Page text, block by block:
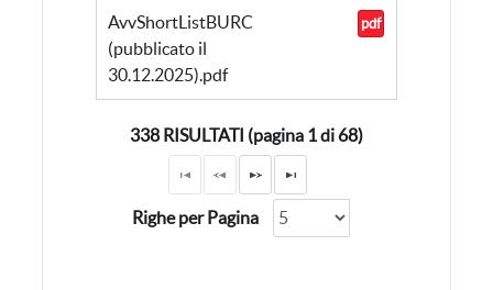
AvvShortListBURC
(pubblicato il
30.12.2025).pdf
pdf
338 RISULTATI (pagina 1 di 68)
Righe per Pagina